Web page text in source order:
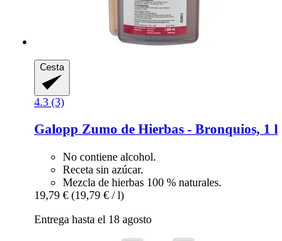
Cesta
4.3 (3)
Galopp Zumo de Hierbas -​ Bronquios, 1 l
No contiene alcohol.
Receta sin azúcar.
Mezcla de hierbas 100 % naturales.
19,79 € (19,79 € / l)
Entrega hasta el 18 agosto